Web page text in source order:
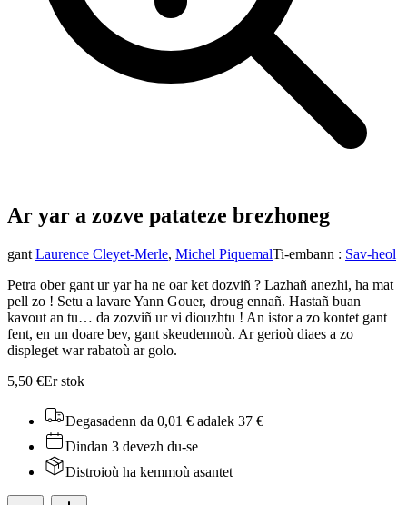
Ar yar a zozve patateze brezhoneg
gant Laurence Cleyet-Merle, Michel PiquemalTi-embann : Sav-heol
Petra ober gant ur yar ha ne oar ket dozviñ ? Lazhañ anezhi, ha mat
pell zo ! Setu a lavare Yann Gouer, droug ennañ. Hastañ buan
kavout an tu… da zozviñ ur vi diouzhtu ! An istor a zo kontet gant
fent, en un doare bev, gant skeudennoù. Ar gerioù diaes a zo
displeget war rabatoù ar golo.
5,50 €Er stok
Degasadenn da 0,01 € adalek 37 €
Dindan 3 devezh du-se
Distroioù ha kemmoù asantet